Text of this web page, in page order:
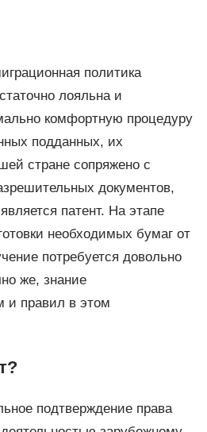
политика
лояльна и
комфортную процедуру
подданных, их
стране сопряжено с
документов,
патент. На этапе
необходимых бумаг от
потребуется довольно
же, знание
и правил в этом
подтверждение права